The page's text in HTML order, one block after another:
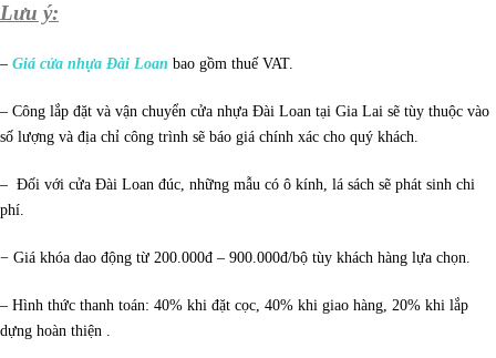
Lưu ý:
– Giá cửa nhựa Đài Loan bao gồm thuế VAT.
– Công lắp đặt và vận chuyển cửa nhựa Đài Loan tại Gia Lai sẽ tùy thuộc vào
số lượng và địa chỉ công trình sẽ báo giá chính xác cho quý khách.
– Đối với cửa Đài Loan đúc, những mẫu có ô kính, lá sách sẽ phát sinh chi
phí.
− Giá khóa dao động từ 200.000đ – 900.000đ/bộ tùy khách hàng lựa chọn.
– Hình thức thanh toán: 40% khi đặt cọc, 40% khi giao hàng, 20% khi lắp
dựng hoàn thiện .